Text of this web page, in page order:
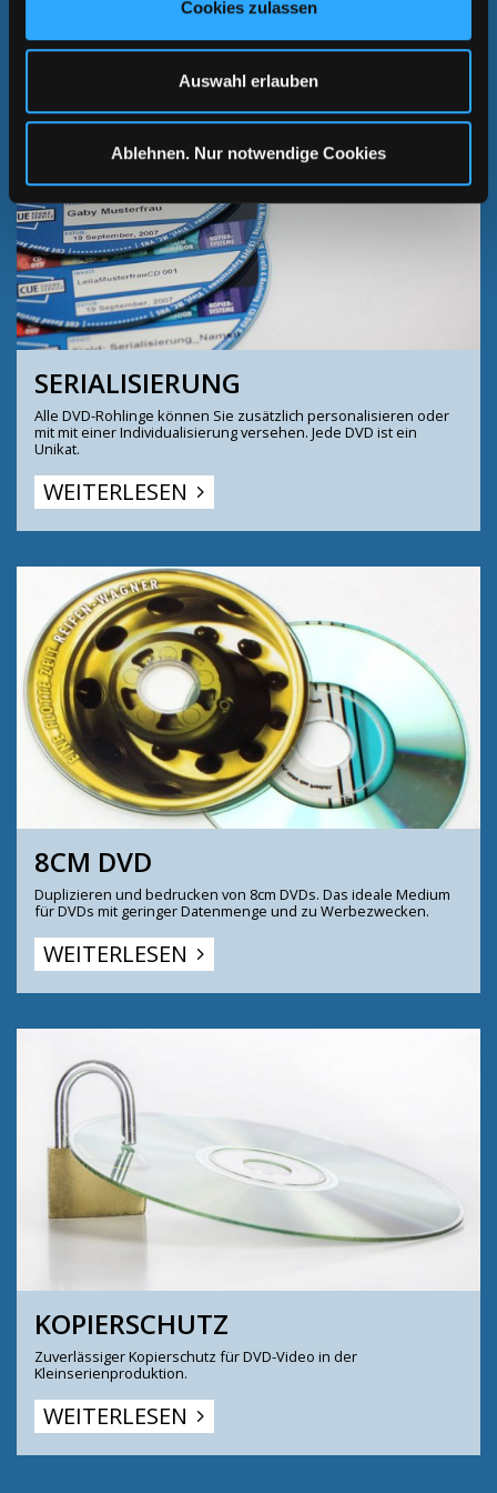
Cookies zulassen
Auswahl erlauben
Ablehnen. Nur notwendige Cookies
WEITERLESEN
SERIALISIERUNG
Alle DVD-Rohlinge können Sie zusätzlich personalisieren oder
mit mit einer Individualisierung versehen. Jede DVD ist ein
Unikat.
WEITERLESEN
8CM DVD
Duplizieren und bedrucken von 8cm DVDs. Das ideale Medium
für DVDs mit geringer Datenmenge und zu Werbezwecken.
WEITERLESEN
KOPIERSCHUTZ
Zuverlässiger Kopierschutz für DVD-Video in der
Kleinserienproduktion.
WEITERLESEN